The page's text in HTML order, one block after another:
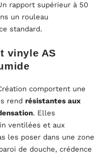
rapport supérieur à 50
un rouleau
standard.
vinyle AS
comportent une
rend résistantes aux
. Elles
ventilées et aux
les poser dans une zone
de douche, crédence